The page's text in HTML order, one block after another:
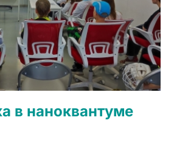
в наноквантуме